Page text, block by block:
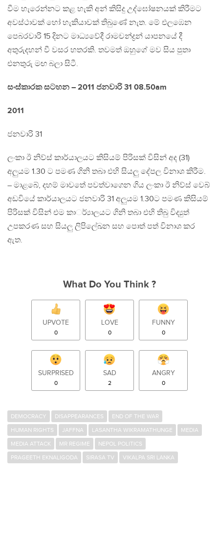
වීම හැරෙන්නට කළ හැකි අන් කිසිදු උද්ඝෝෂනයක් කිරීමට
අවස්ථාවක් හෝ හැකියාවක් තිබුණේ නැත. මේ එලඹෙන
පෙබරවාරි 15 දිනට මාධ්‍යවේදී රාමචන්ද්‍රන් යාපනයේ දී
අතුරුදහන් වී වසර හතරකි. තවමත් ඔහුගේ මව සිය පුතා
එනතුරු මඟ බලා සිටී.
සංස්කාරක සටහන – 2011 ජනවාරි 31 08.50am
2011
ජනවාරි 31
ලංකා ඊ නිව්ස් කාර්යාලයට කිසියම් පිරිසක් විසින් අද (31)
අලුයම 1.30 ට පමණ ගිනි තබා එහි සියලු දේපල විනාශ කිරීම.
– මාළබේ, දහම් මාවතේ පවත්වාගෙන ගිය ලංකා ඊ නිව්ස් වෙබ්
අඩවියේ කාර්යාලයට ජනවාරි 31 අලුයම 1.30ට පමණ කිසියම්
පිරිසක් විසින් එම කාර්්‍යාලයට ගිනි තබා එහි තිබු විද්‍යුත්
උපකරණ සහ සියලු ලිපිලේඛන සහ පොත් පත් විනාශ කර
ඇත.
What Do You Think ?
UPVOTE
0
LOVE
0
FUNNY
0
SURPRISED
0
SAD
2
ANGRY
0
DEMOCRACY DISAPPEARANCES
END OF THE WAR
HUMAN RIGHTS
JAFFNA LASANTHA WIKRAMATHUNGE
MEDIA
MEDIA ATTACK
MR REGIME
NEPOL POLITICS
PRAGEETH EKNALIGODA
SIRASA TV VIKALPA SRI LANKA